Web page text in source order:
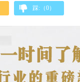
踩:（0）